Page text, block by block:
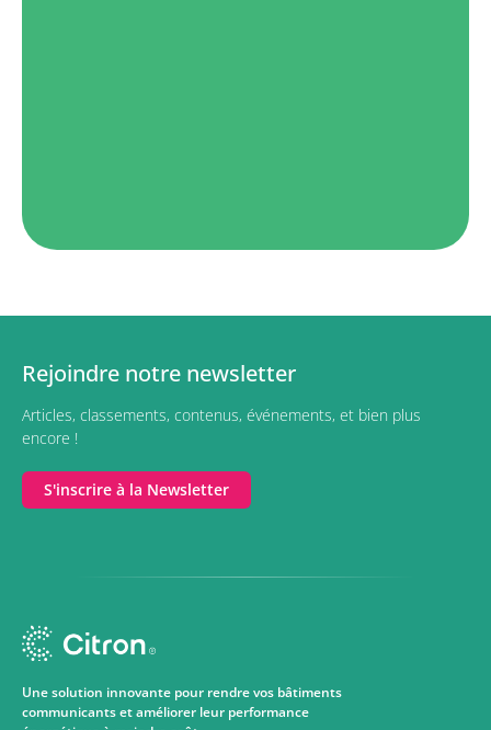
Rejoindre notre newsletter
Articles, classements, contenus, événements, et bien plus
encore !
S'inscrire à la Newsletter
Une solution innovante pour rendre vos bâtiments
communicants et améliorer leur performance